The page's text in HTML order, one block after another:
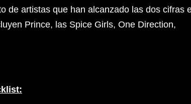
de artistas que han alcanzado las dos cifras
Prince, las Spice Girls, One Direction,